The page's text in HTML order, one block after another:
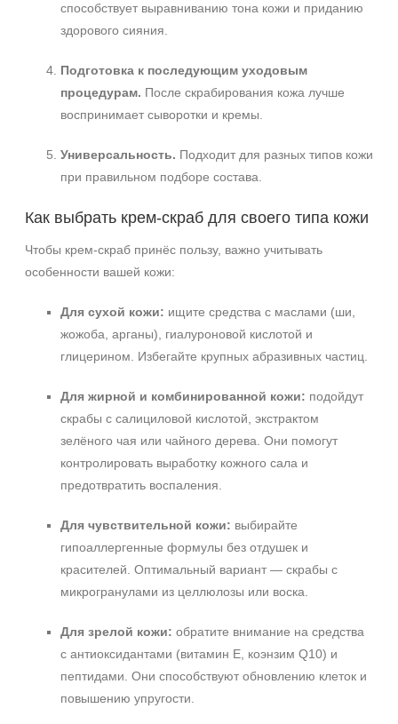
способствует выравниванию тона кожи и приданию
здорового сияния.
Подготовка к последующим уходовым
процедурам. После скрабирования кожа лучше
воспринимает сыворотки и кремы.
Универсальность. Подходит для разных типов кожи
при правильном подборе состава.
Как выбрать крем‑скраб для своего типа кожи
Чтобы крем‑скраб принёс пользу, важно учитывать
особенности вашей кожи:
Для сухой кожи: ищите средства с маслами (ши,
жожоба, арганы), гиалуроновой кислотой и
глицерином. Избегайте крупных абразивных частиц.
Для жирной и комбинированной кожи: подойдут
скрабы с салициловой кислотой, экстрактом
зелёного чая или чайного дерева. Они помогут
контролировать выработку кожного сала и
предотвратить воспаления.
Для чувствительной кожи: выбирайте
гипоаллергенные формулы без отдушек и
красителей. Оптимальный вариант — скрабы с
микрогранулами из целлюлозы или воска.
Для зрелой кожи: обратите внимание на средства
с антиоксидантами (витамин Е, коэнзим Q10) и
пептидами. Они способствуют обновлению клеток и
повышению упругости.